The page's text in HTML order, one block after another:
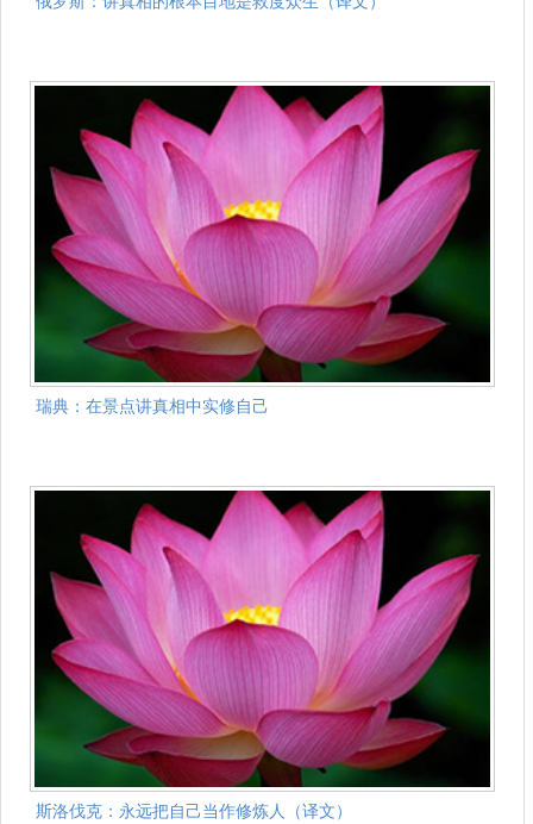
瑞典：在景点讲真相中实修自己
斯洛伐克：永远把自己当作修炼人（译文）